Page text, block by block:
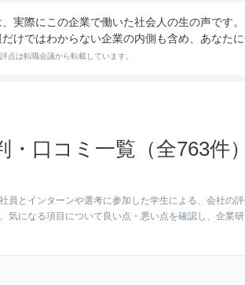
実際にこの企業で働いた社会人の生の声です。
けではわからない企業の内側も含め、あなた
点は転職会議から転載しています。
・口コミ一覧（全763件）
員とインターンや選考に参加した学生による、会社の
気になる項目について良い点・悪い点を確認し、企業研